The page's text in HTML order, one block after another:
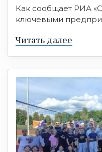
Как сообщает РИА
ключевыми
Читать далее